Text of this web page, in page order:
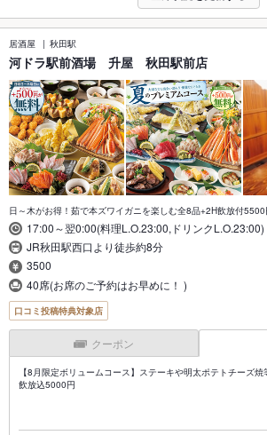
居酒屋 秋田駅
河ドラ駅前酒場 升屋 秋田駅前店
日～木がお得！茹で本ズワイガニを楽しむ全8品+2H飲放付5500
17:00～翌0:00(料理L.O.23:00,ドリンクL.O.23:00)
JR秋田駅西口より徒歩約8分
3500
40席(お席のご予約はお早めに！ )
口コミ投稿特典対象店
クーポン
【8月限定ボリュームコース】ステーキや明太ポテトチーズ
飲放込5000円